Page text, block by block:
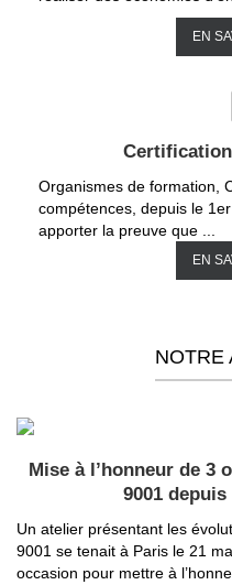
EN
Organismes de formation,
compétences, depuis le
apporter la preuve que ...
EN
NOTRE
Mise à l’honneur de 3
9001
Un atelier présentant les
9001 se tenait à Paris le 21
occasion pour mettre à